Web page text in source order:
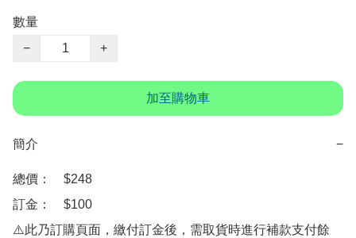
數量
−
+
加至購物車
簡介 −
總價：　$248
訂金：　$100
⚠️此乃訂購頁面，繳付訂金後，需取貨時進行補款支付餘